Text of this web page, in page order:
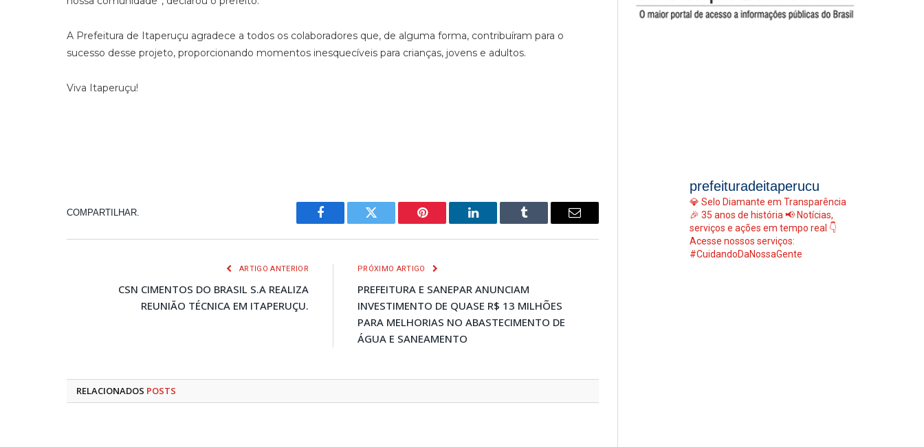
A Prefeitura de Itaperuçu agradece a todos os colaboradores que, de alguma forma, contribuíram para o
sucesso desse projeto, proporcionando momentos inesquecíveis para crianças, jovens e adultos.
Viva Itaperuçu!
COMPARTILHAR.
Facebook Twitter Pinterest LinkedIn Tumblr
E-
ARTIGO ANTERIOR
CSN CIMENTOS DO BRASIL S.A REALIZA
REUNIÃO TÉCNICA EM ITAPERUÇU.
PRÓXIMO ARTIGO
PREFEITURA E SANEPAR ANUNCIAM
INVESTIMENTO DE QUASE R$ 13 MILHÕES
PARA MELHORIAS NO ABASTECIMENTO DE
ÁGUA E SANEAMENTO
RELACIONADOS POSTS
prefeituradeitaperucu
💎 Selo Diamante em Transparência
🎉 35 anos de história 📢 Notícias,
serviços e ações em tempo real 👇
Acesse nossos serviços:
#CuidandoDaNossaGente